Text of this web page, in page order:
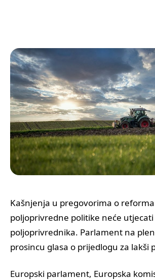
Kašnjenja u pregovorima o
poljoprivredne politike neće
poljoprivrednika. Parlament na
prosincu glasa o prijedlogu za lakši
Europski parlament, Europska